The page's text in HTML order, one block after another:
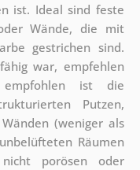
ist. Ideal sind feste
Wände, die mit
gestrichen sind.
war, empfehlen
ist die
Putzen,
(weniger als
Räumen
porösen oder